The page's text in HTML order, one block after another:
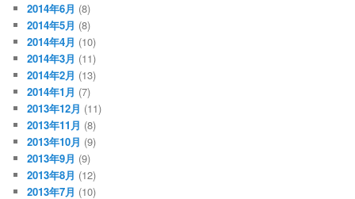
2014年6月 (8)
2014年5月 (8)
2014年4月 (10)
2014年3月 (11)
2014年2月 (13)
2014年1月 (7)
2013年12月 (11)
2013年11月 (8)
2013年10月 (9)
2013年9月 (9)
2013年8月 (12)
2013年7月 (10)